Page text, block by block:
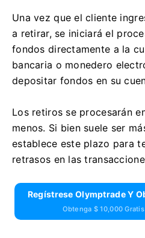
Una vez que el cliente
a retirar, se iniciará el
fondos directamente a la
bancaria o monedero
depositar fondos en su
Los retiros se procesarán
menos. Si bien suele ser
establece este plazo para
retrasos en las
Regístrese Olymptrade Y
Obtenga $ 10,000